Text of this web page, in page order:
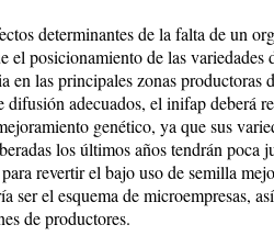
determinantes de la falta de un
el po­sicionamiento de las variedades
en las principales zonas pro­ductoras
difusión adecuados, el inifap deberá
genético, ya que sus
los últimos años tendrán poca
revertir el bajo uso de semilla
ser el esquema de mi­cro­empresas,
de productores.